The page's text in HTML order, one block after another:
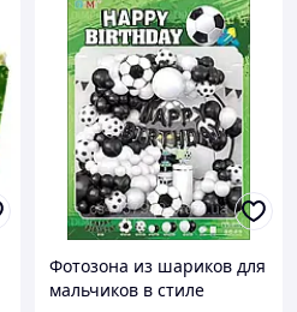
Фотозона из шариков для
мальчиков в стиле